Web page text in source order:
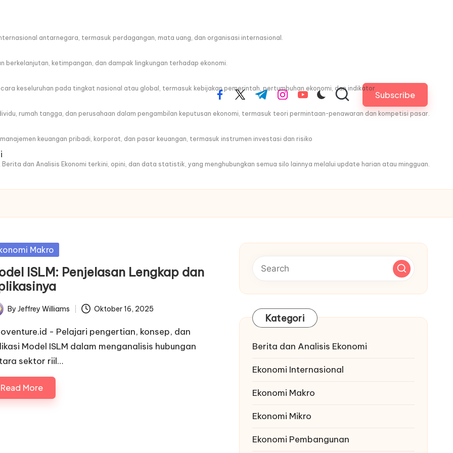
antarnegara, termasuk perdagangan, mata uang, dan organisasi internasional.
berkelanjutan, ketimpangan, dan dampak lingkungan terhadap ekonomi.
keseluruhan pada tingkat nasional atau global, termasuk kebijakan pemerintah, pertumbuhan ekonomi, dan indikator
rumah tangga, dan perusahaan dalam pengambilan keputusan ekonomi, termasuk teori permintaan-penawaran dan kompetisi pasar.
keuangan pribadi, korporat, dan pasar keuangan, termasuk instrumen investasi dan risiko
dan Analisis Ekonomi terkini, opini, dan data statistik, yang menghubungkan semua silo lainnya melalui update harian atau mingguan.
facebook.com
twitter.com
t.me instagram.com
youtube.com Subscribe
Makro
ISLM: Penjelasan Lengkap dan
By Jeffrey Williams Oktober 16, 2025
- Pelajari pengertian, konsep, dan
Model ISLM dalam menganalisis hubungan
sektor riil…
Read More
Kategori
Berita dan Analisis Ekonomi
Ekonomi Internasional
Ekonomi Makro
Ekonomi Mikro
Ekonomi Pembangunan